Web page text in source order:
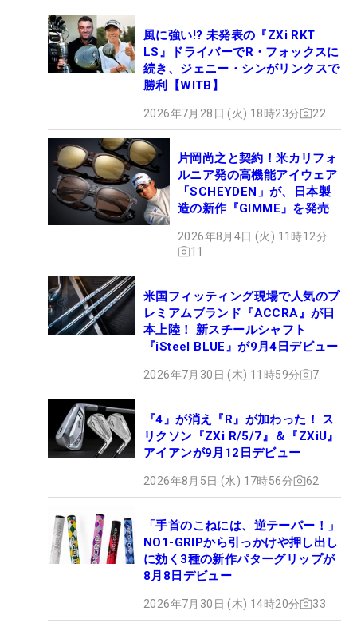
風に強い!? 未発表の『ZXi RKT
LS』ドライバーでR・フォックスに
続き、ジェニー・シンがリンクスで
勝利【WITB】
2026年7月28日 (火) 18時23分 22
片岡尚之と契約！米カリフォ
ルニア発の高機能アイウェア
「SCHEYDEN」が、日本製
造の新作『GIMME』を発売
2026年8月4日 (火) 11時12分
11
米国フィッティング現場で人気のプ
レミアムブランド『ACCRA』が日
本上陸！ 新スチールシャフト
『iSteel BLUE』が9月4日デビュー
2026年7月30日 (木) 11時59分 7
『4』が消え『R』が加わった！ ス
リクソン『ZXi R/5/7』＆『ZXiU』
アイアンが9月12日デビュー
2026年8月5日 (水) 17時56分 62
「手首のこねには、逆テーパー！」
NO1-GRIPから引っかけや押し出し
に効く3種の新作パターグリップが
8月8日デビュー
2026年7月30日 (木) 14時20分 33